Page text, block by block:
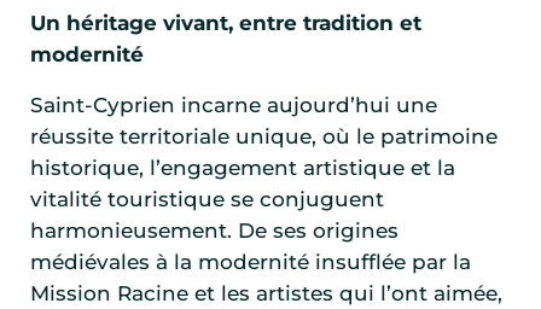
Un héritage vivant, entre tradition et
modernité
Saint-Cyprien incarne aujourd’hui une
réussite territoriale unique, où le patrimoine
historique, l’engagement artistique et la
vitalité touristique se conjuguent
harmonieusement. De ses origines
médiévales à la modernité insufflée par la
Mission Racine et les artistes qui l’ont aimée,